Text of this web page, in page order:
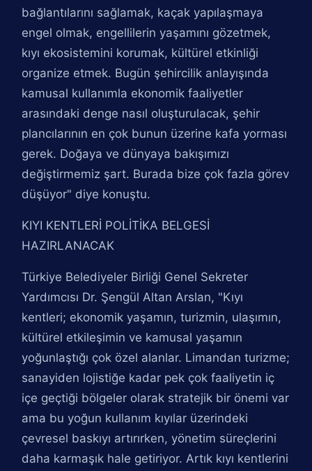
bağlantılarını sağlamak, kaçak yapılaşmaya
engel olmak, engellilerin yaşamını gözetmek,
kıyı ekosistemini korumak, kültürel etkinliği
organize etmek. Bugün şehircilik anlayışında
kamusal kullanımla ekonomik faaliyetler
arasındaki denge nasıl oluşturulacak, şehir
plancılarının en çok bunun üzerine kafa yorması
gerek. Doğaya ve dünyaya bakışımızı
değiştirmemiz şart. Burada bize çok fazla görev
düşüyor" diye konuştu.
KIYI KENTLERİ POLİTİKA BELGESİ
HAZIRLANACAK
Türkiye Belediyeler Birliği Genel Sekreter
Yardımcısı Dr. Şengül Altan Arslan, "Kıyı
kentleri; ekonomik yaşamın, turizmin, ulaşımın,
kültürel etkileşimin ve kamusal yaşamın
yoğunlaştığı çok özel alanlar. Limandan turizme;
sanayiden lojistiğe kadar pek çok faaliyetin iç
içe geçtiği bölgeler olarak stratejik bir önemi var
ama bu yoğun kullanım kıyılar üzerindeki
çevresel baskıyı artırırken, yönetim süreçlerini
daha karmaşık hale getiriyor. Artık kıyı kentlerini